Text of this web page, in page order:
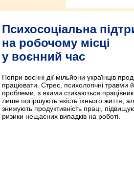
Психосоціальна
на робочому місці
у воєнний час
Попри воєнні дії мільйони українців
працювати. Стрес, психологічні травми й
проблеми, з якими стикаються
лише погіршують якість їхнього життя,
знижують продуктивність праці,
ризики нещасних випадків на роботі.